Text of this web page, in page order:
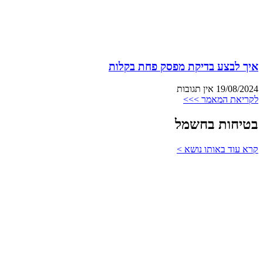
איך לבצע בדיקת מפסק פחת בקלות
19/08/2024 אין תגובות
לקריאת המאמר >>>
בטיחות בחשמל
קרא עוד באותו נושא >